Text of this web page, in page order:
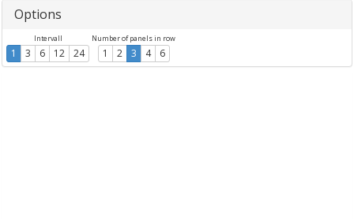
Options
Intervall
1 3 6 12 24
Number of panels in row
1 2 3 4 6